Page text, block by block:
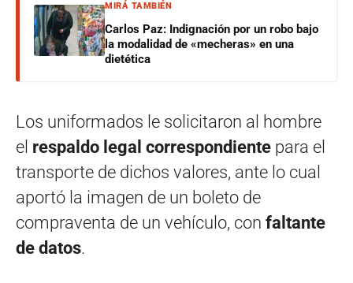
MIRÁ TAMBIÉN
Carlos Paz: Indignación por un robo bajo
la modalidad de «mecheras» en una
dietética
Los uniformados le solicitaron al hombre
el respaldo legal correspondiente para el
transporte de dichos valores, ante lo cual
aportó la imagen de un boleto de
compraventa de un vehículo, con faltante
de datos.